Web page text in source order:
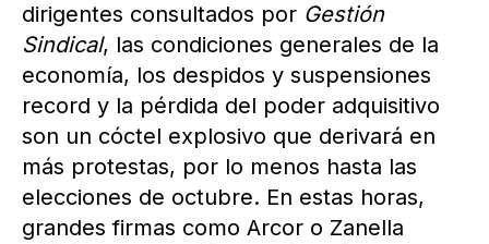
dirigentes consultados por Gestión
Sindical, las condiciones generales de la
economía, los despidos y suspensiones
record y la pérdida del poder adquisitivo
son un cóctel explosivo que derivará en
más protestas, por lo menos hasta las
elecciones de octubre. En estas horas,
grandes firmas como Arcor o Zanella